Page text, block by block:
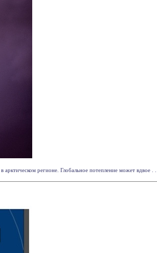
регионе. Глобальное потепление может вдвое . . .